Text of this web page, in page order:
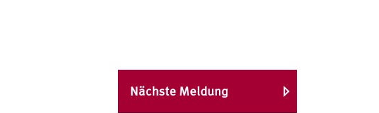
Nächste Meldung